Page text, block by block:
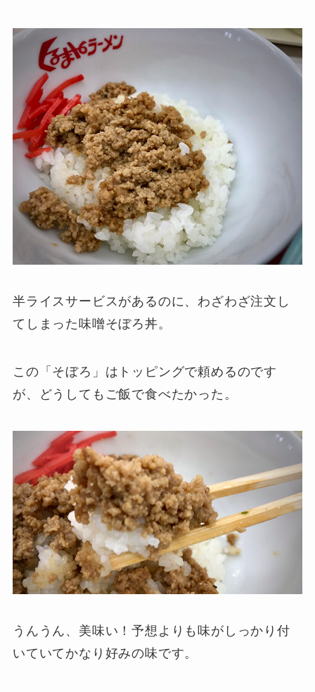
半ライスサービスがあるのに、わざわざ注文し
てしまった味噌そぼろ丼。
この「そぼろ」はトッピングで頼めるのです
が、どうしてもご飯で食べたかった。
うんうん、美味い！予想よりも味がしっかり付
いていてかなり好みの味です。